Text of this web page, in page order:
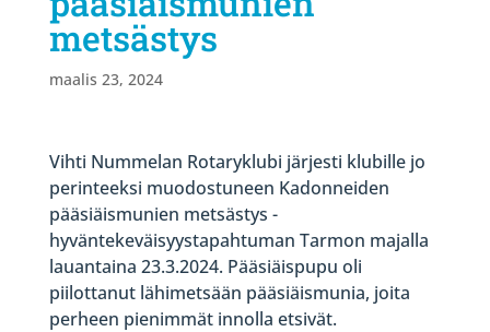
metsästys
maalis 23, 2024
Vihti Nummelan Rotaryklubi järjesti klubille jo
perinteeksi muodostuneen Kadonneiden
pääsiäismunien metsästys -
hyväntekeväisyystapahtuman Tarmon majalla
lauantaina 23.3.2024. Pääsiäispupu oli
piilottanut lähimetsään pääsiäismunia, joita
perheen pienimmät innolla etsivät.